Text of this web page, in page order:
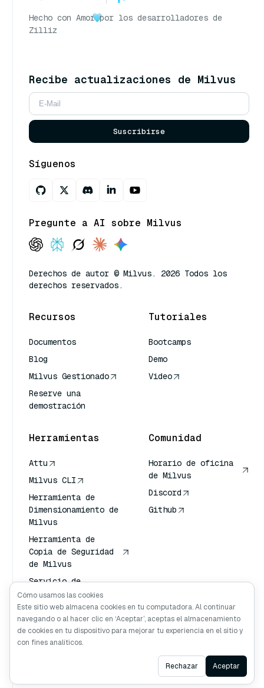
Hecho con Amor por los desarrolladores de
Zilliz
Recibe actualizaciones de Milvus
Suscribirse
Síguenos
Pregunte a AI sobre Milvus
Derechos de autor © Milvus. 2026 Todos los
derechos reservados.
Recursos
Documentos
Blog
Milvus Gestionado
Reserve una
demostración
Tutoriales
Bootcamps
Demo
Video
Herramientas
Attu
Milvus CLI
Herramienta de
Dimensionamiento de
Milvus
Herramienta de
Copia de Seguridad
de Milvus
Servicio de
Transporte de
Vectores (VTS)
Buscador profundo
Claude Contexto
Comunidad
Horario de oficina
de Milvus
Discord
Github
Ask AI
Cómo usamos las cookies
Este sitio web almacena cookies en tu computadora. Al continuar
navegando o al hacer clic en ‘Aceptar’, aceptas el almacenamiento
de cookies en tu dispositivo para mejorar tu experiencia en el sitio y
con fines analíticos.
Rechazar Aceptar